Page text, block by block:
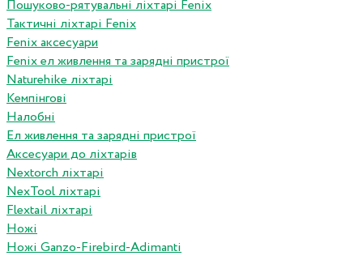
Пошуково-рятувальні ліхтарі Fenix
Тактичні ліхтарі Fenix
Fenix аксесуари
Fenix ел живлення та зарядні пристрої
Naturehike ліхтарі
Кемпінгові
Налобні
Ел живлення та зарядні пристрої
Аксесуари до ліхтарів
Nextorch ліхтарі
NexTool ліхтарі
Flextail ліхтарі
Ножі
Ножі Ganzo-Firebird-Adimanti